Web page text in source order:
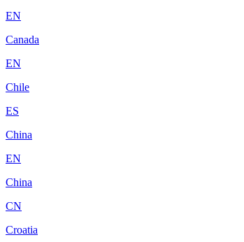
EN
Canada
EN
Chile
ES
China
EN
China
CN
Croatia